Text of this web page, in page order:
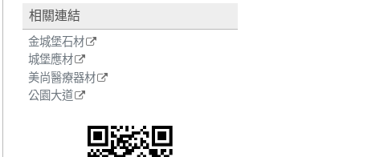
相關連結
金城堡石材
城堡應材
美尚醫療器材
公園大道